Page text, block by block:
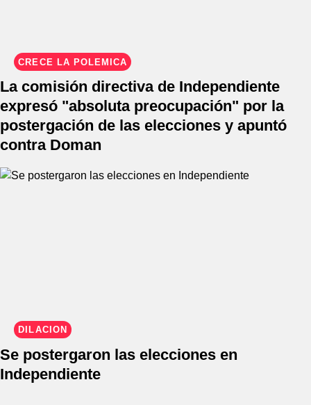
CRECE LA POLÉMICA
La comisión directiva de Independiente
expresó "absoluta preocupación" por la
postergación de las elecciones y apuntó
contra Doman
DILACIÓN
Se postergaron las elecciones en
Independiente